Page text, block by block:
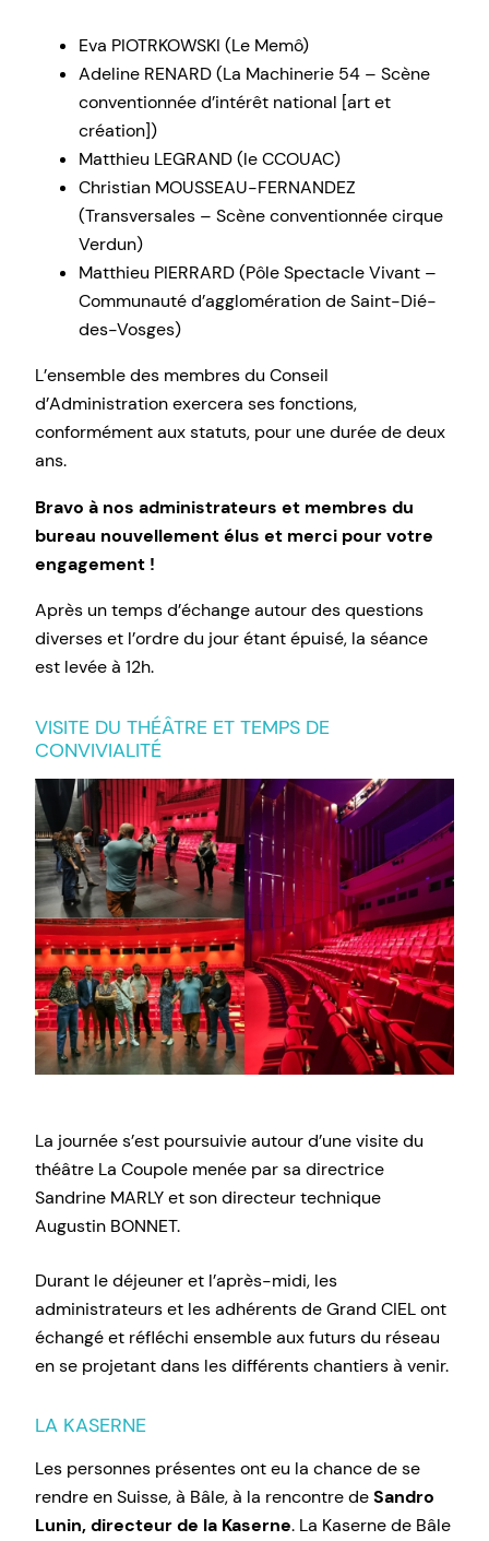
Eva PIOTRKOWSKI (Le Memô)
Adeline RENARD (La Machinerie 54 – Scène
conventionnée d’intérêt national [art et
création])
Matthieu LEGRAND (le CCOUAC)
Christian MOUSSEAU-FERNANDEZ
(Transversales – Scène conventionnée cirque
Verdun)
Matthieu PIERRARD (Pôle Spectacle Vivant –
Communauté d’agglomération de Saint-Dié-
des-Vosges)
L’ensemble des membres du Conseil
d’Administration exercera ses fonctions,
conformément aux statuts, pour une durée de deux
ans.
Bravo à nos administrateurs et membres du
bureau nouvellement élus et merci pour votre
engagement !
Après un temps d’échange autour des questions
diverses et l’ordre du jour étant épuisé, la séance
est levée à 12h.
VISITE DU THÉÂTRE ET TEMPS DE
CONVIVIALITÉ
La journée s’est poursuivie autour d’une visite du
théâtre La Coupole menée par sa directrice
Sandrine MARLY et son directeur technique
Augustin BONNET.
Durant le déjeuner et l’après-midi, les
administrateurs et les adhérents de Grand CIEL ont
échangé et réfléchi ensemble aux futurs du réseau
en se projetant dans les différents chantiers à venir.
LA KASERNE
Les personnes présentes ont eu la chance de se
rendre en Suisse, à Bâle, à la rencontre deSandro
Lunin, directeur de la Kaserne. La Kaserne de Bâle